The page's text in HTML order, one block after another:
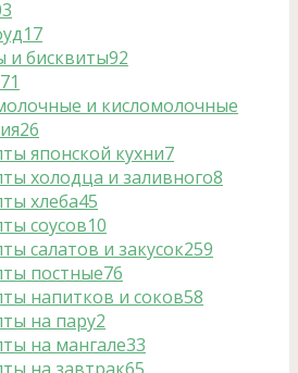
17
и бисквиты92
71
и кисломолочные
26
японской кухни7
холодца и заливного8
хлеба45
соусов10
салатов и закусок259
постные76
напитков и соков58
на пару2
на мангале33
на завтрак65